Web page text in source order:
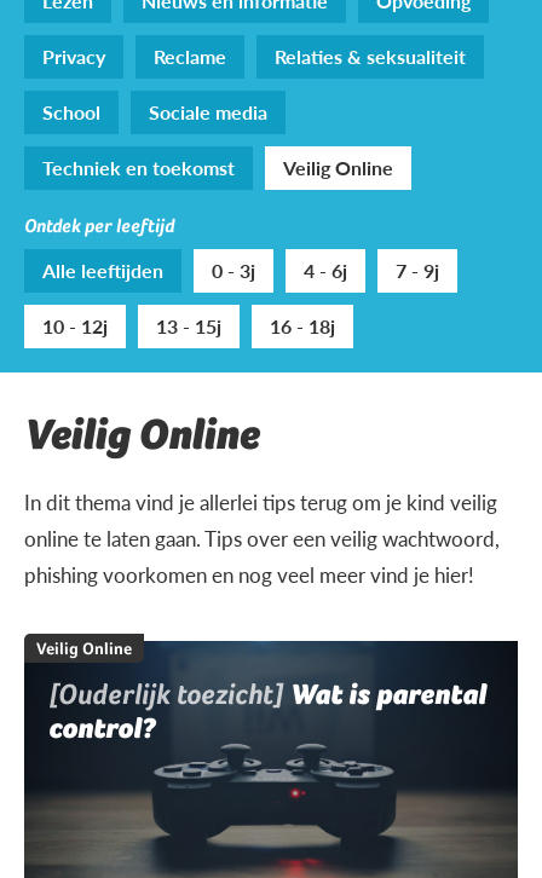
Privacy
Reclame
Relaties & seksualiteit
School
Sociale media
Techniek en toekomst
Veilig Online
Ontdek per leeftijd
Alle leeftijden 0 - 3j 4 - 6j
7 - 9j
10 - 12j
13 - 15j 16 - 18j
Veilig Online
In dit thema vind je allerlei tips terug om je kind veilig
online te laten gaan. Tips over een veilig wachtwoord,
phishing voorkomen en nog veel meer vind je hier!
Veilig Online
[Ouderlijk toezicht] Wat is parental
control?